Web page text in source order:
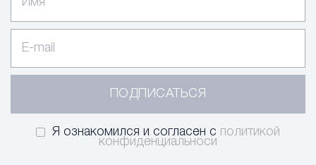
ПОДПИСАТЬСЯ
Я ознакомился и согласен с политикой
конфиденциальноси